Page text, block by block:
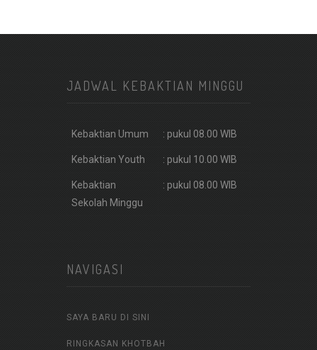
JADWAL KEBAKTIAN MINGGU
Kebaktian Umum : pukul 08.00 WIB
Kebaktian Youth : pukul 10.00 WIB
Kebaktian
Sekolah Minggu
: pukul 08.00 WIB
NAVIGASI
SAYA BARU DI SINI
RINGKASAN KHOTBAH